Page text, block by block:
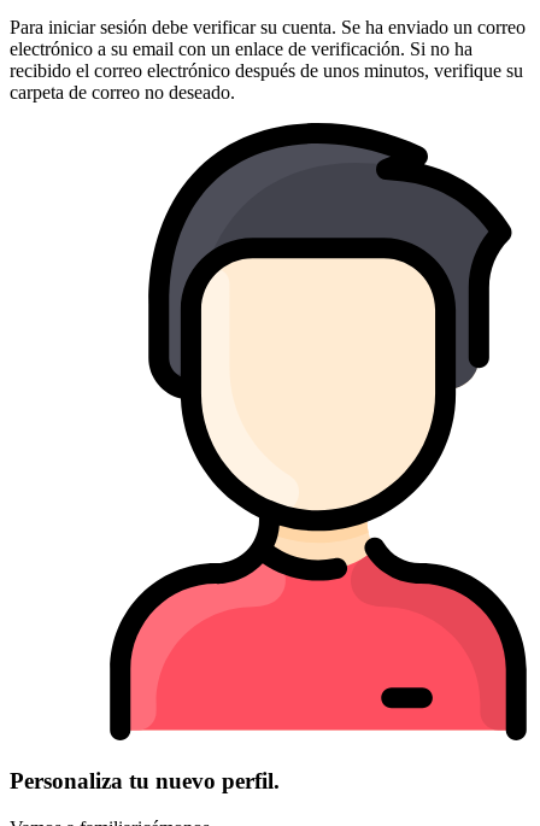
Para iniciar sesión debe verificar su cuenta. Se ha enviado un correo
electrónico a su email con un enlace de verificación. Si no ha
recibido el correo electrónico después de unos minutos, verifique su
carpeta de correo no deseado.
Personaliza tu nuevo perfil.